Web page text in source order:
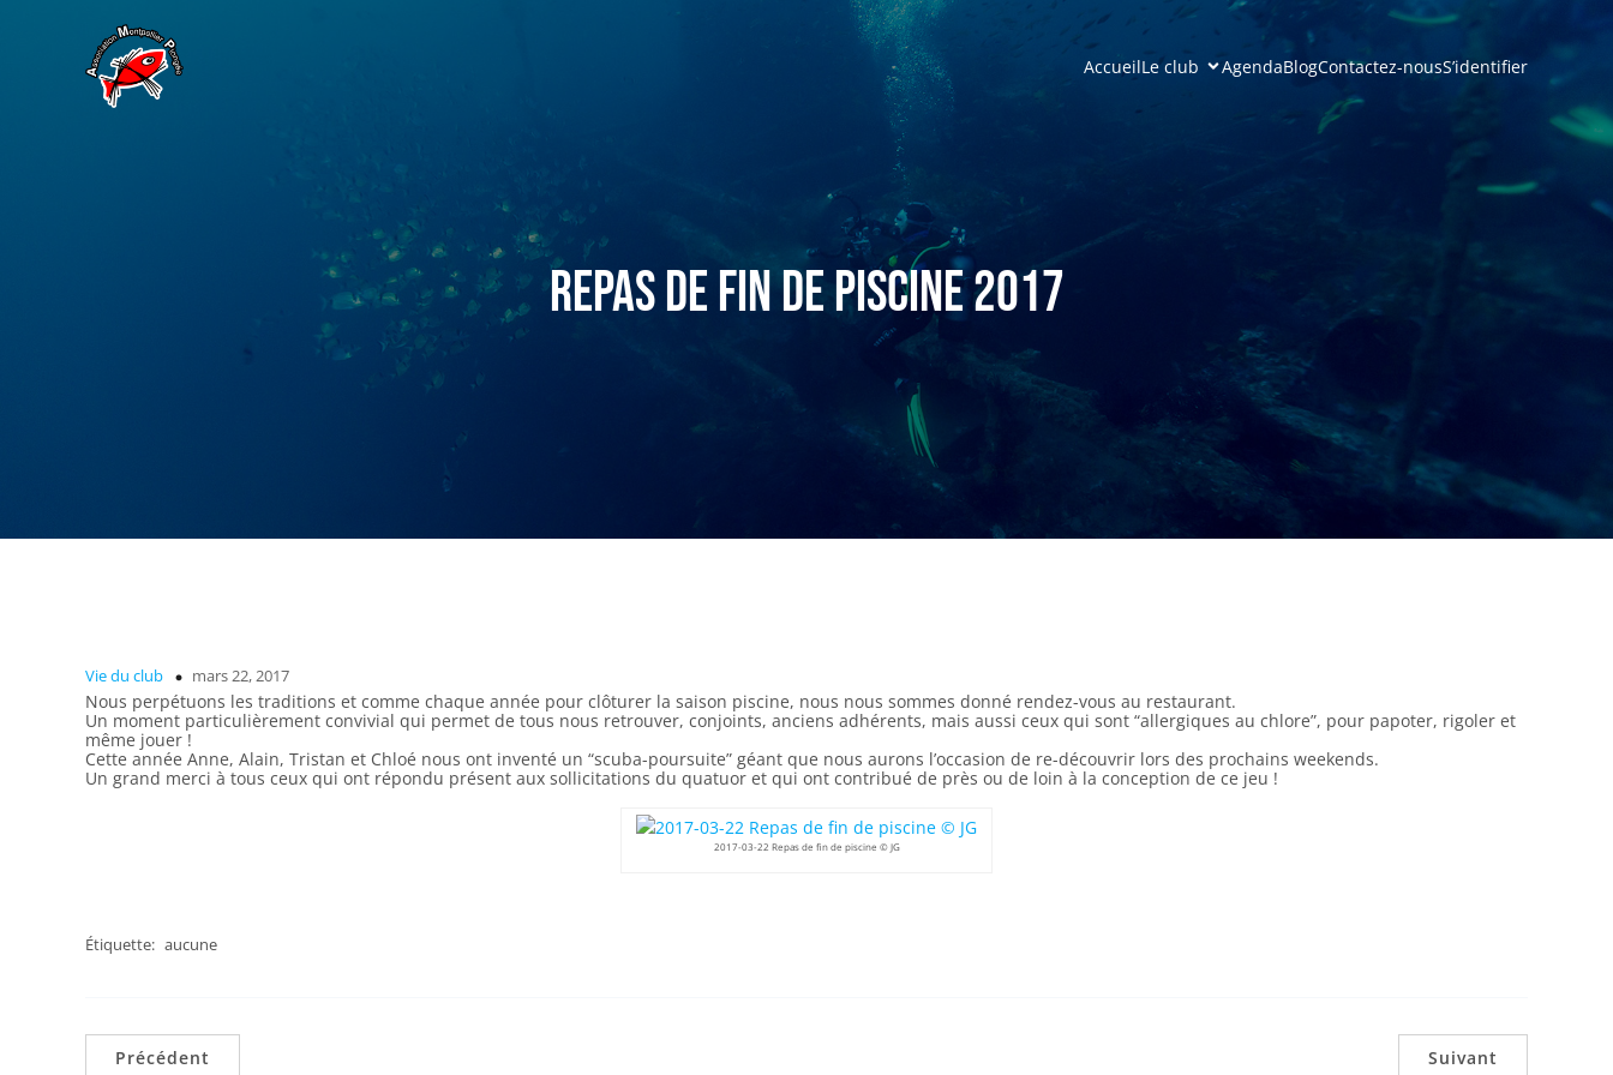
AccueilLe club AgendaBlogContactez-nousS’identifier
Repas de fin de piscine 2017
Vie du club mars 22, 2017
Nous perpétuons les traditions et comme chaque année pour clôturer la saison piscine, nous nous sommes donné rendez-vous au restaurant.
Un moment particulièrement convivial qui permet de tous nous retrouver, conjoints, anciens adhérents, mais aussi ceux qui sont “allergiques au chlore”, pour papoter, rigoler et
même jouer !
Cette année Anne, Alain, Tristan et Chloé nous ont inventé un “scuba-poursuite” géant que nous aurons l’occasion de re-découvrir lors des prochains weekends.
Un grand merci à tous ceux qui ont répondu présent aux sollicitations du quatuor et qui ont contribué de près ou de loin à la conception de ce jeu !
2017-03-22 Repas de fin de piscine © JG
Étiquette: aucune
Précédent Suivant